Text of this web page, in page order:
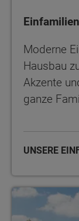
Moderne
Hausbau
Akzente
ganze
UNSERE
Stadthäuser